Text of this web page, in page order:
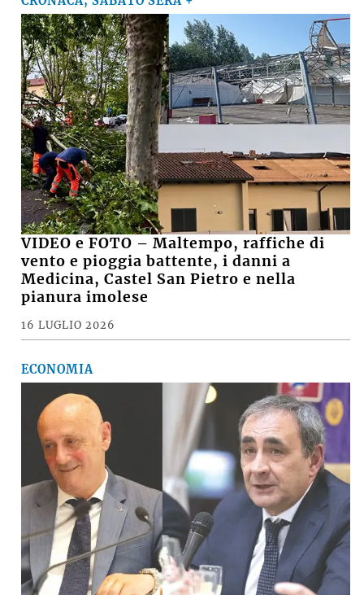
VIDEO e FOTO – Maltempo, raffiche di
vento e pioggia battente, i danni a
Medicina, Castel San Pietro e nella
pianura imolese
16 LUGLIO 2026
ECONOMIA